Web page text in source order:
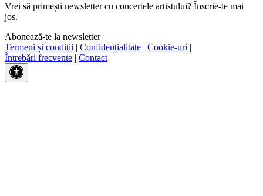
Vrei să primești newsletter cu concertele artistului? Înscrie-te mai
jos.
Abonează-te la newsletter
Termeni și condiții | Confidențialitate | Cookie-uri |
Întrebări frecvente | Contact